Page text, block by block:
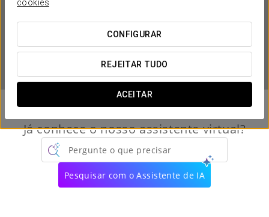
cookies
CONFIGURAR
REJEITAR TUDO
ACEITAR
QUANDO QUER IR?
Já conhece o nosso assistente virtual?
Pergunte o que precisar
Pesquisar com o Assistente de IA